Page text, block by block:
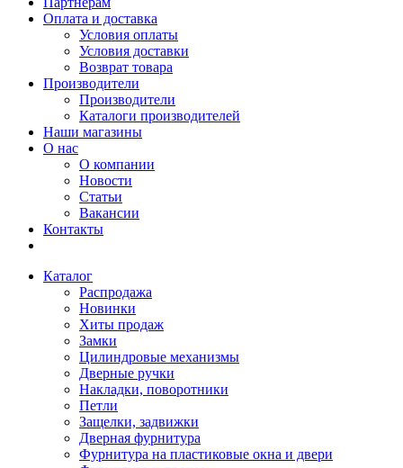
Оплата и доставка
Условия оплаты
Условия доставки
Возврат товара
Производители
Производители
Каталоги производителей
Наши магазины
О нас
О компании
Новости
Статьи
Вакансии
Контакты
Каталог
Распродажа
Новинки
Хиты продаж
Замки
Цилиндровые механизмы
Дверные ручки
Накладки, поворотники
Петли
Защелки, задвижки
Дверная фурнитура
Фурнитура на пластиковые окна и двери